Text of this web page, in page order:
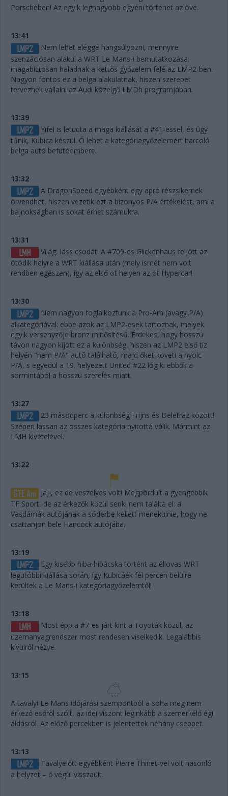
Porschében! Az egyik legnagyobb egyéni történet az övé.
13:41
Nem lehet eléggé hangsúlyozni, mennyire
szenzációsan alakul a WRT Le Mans-i bemutatkozása:
magabiztosan haladnak a kettős győzelem felé az LMP2-ben.
Nagyon fontos ez a belga alakulatnak, hiszen szerepet
terveznek vállalni az Audi közelgő LMDh programjában.
13:39
Yifei is letudta a maga kiállását a #41-essel, és úgy
tűnik, Kubica készül. Ő lehet a kategóriagyőzelemért harcoló
belga autó befutóembere.
13:32
A DragonSpeed egyébként egy apró részsikernek
örvendhet, hiszen vezetik ezt a bizonyos P/A értékelést, ami a
bajnokságban is sokat érhet számukra.
13:31
Világ, láss csodát! A #709-es Glickenhaus feljött az
ötödik helyre a WRT kiállása után (mely ismét nem volt
rendben egészen), így az első öt helyen az öt Hypercar!
13:30
Nem nagyon foglalkoztunk a Pro-Am (avagy P/A)
alkategóriával: ebbe azok az LMP2-esek tartoznak, melyek
egyik versenyzője bronz minősítésű. Érdekes, hogy hosszú
távon nagyon kijött ez a különbség, hiszen az LMP2 első tíz
helyén "nem P/A" autó található, majd őket követi a nyolc
P/A, s egyedül a 19. helyezett United #22 lóg ki ebbők a
sormintából a hosszú szerelés miatt.
13:27
23 másodperc a különbség Frijns és Deletraz között!
Szépen lassan az összes kategória nyitottá válik. Mármint az
LMH kivételével.
13:22
Jajj, ez de veszélyes volt! Megpördült a gyengébbik
TF Sport, de az érkezők közül senki nem találta el: a
Vasdámák autójának a sóderbe kellett menekülnie, hogy ne
csattanjon bele Hancock autójába.
13:19
Egy kisebb hiba-hibácska történt az éllovas WRT
legutóbbi kiállása során, így Kubicáék fél percen belülre
kerültek a Le Mans-i kategóriagyőzelemtől!
13:18
Most épp a #7-es járt kint a Toyoták közül, az
üzemanyagrendszer most rendesen viselkedik. Legalábbis
kívülről nézve.
13:15
A tavalyi Le Mans időjárási szempontból a soha meg nem
érkező esőről szólt, az idei viszont leginkább a szemerkélő égi
áldásról. Az előző percekben is jelentettek néhány cseppet.
13:13
Tavalyelőtt egyébként Pierre Thiriet-vel volt hasonló
a helyzet – ő végül visszaült.